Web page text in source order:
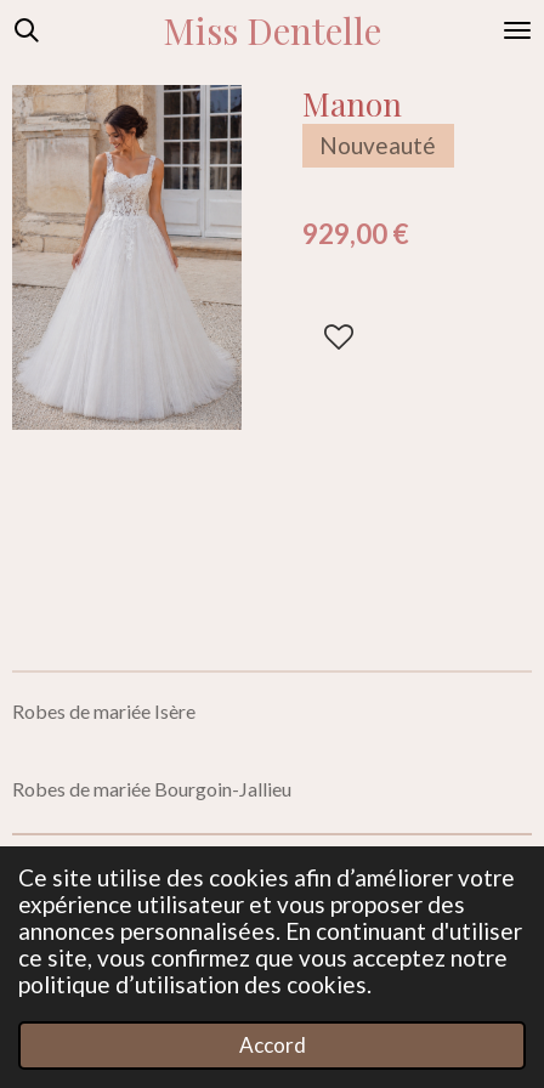
Ce site utilise des cookies afin d’améliorer votre
expérience utilisateur et vous proposer des
annonces personnalisées. En continuant d'utiliser
ce site, vous confirmez que vous acceptez notre
politique d’utilisation des cookies.
Accord
Passer
contenu
principal
Miss Dentelle
Manon
Nouveauté
929,00 €
Robes de mariée Isère
Robes de mariée Bourgoin-Jallieu
Mentions Légales
Politique de confidentialité
© 2019 - 2026 Miss Dentelle